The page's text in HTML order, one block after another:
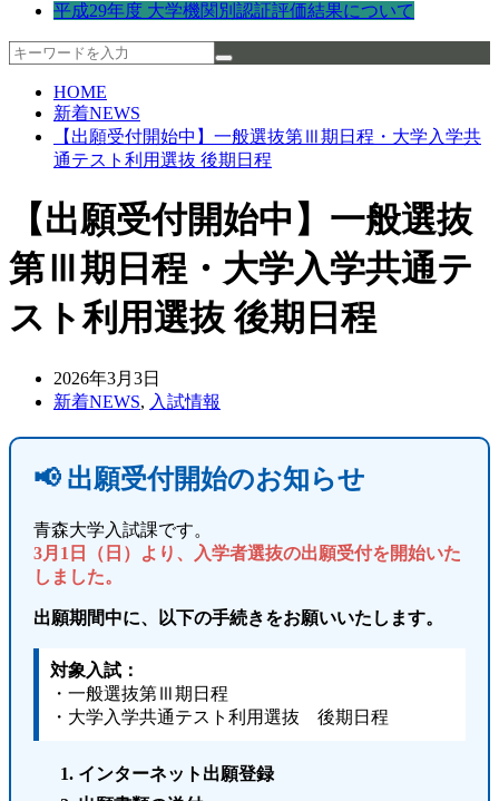
平成29年度 大学機関別認証評価結果について
HOME
新着NEWS
【出願受付開始中】一般選抜第Ⅲ期日程・大学入学共
通テスト利用選抜 後期日程
【出願受付開始中】一般選抜
第Ⅲ期日程・大学入学共通テ
スト利用選抜 後期日程
2026年3月3日
新着NEWS, 入試情報
📢 出願受付開始のお知らせ
青森大学入試課です。
3月1日（日）より、入学者選抜の出願受付を開始いた
しました。
出願期間中に、以下の手続きをお願いいたします。
対象入試：
・一般選抜第Ⅲ期日程
・大学入学共通テスト利用選抜 後期日程
インターネット出願登録